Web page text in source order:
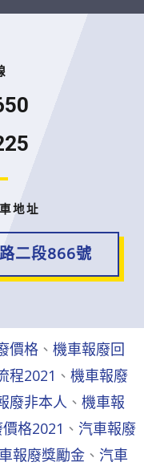
地址
二段866號
價格 、 機車報廢回
程2021 、 機車報廢
廢非本人 、 機車報
格2021 、 汽車報廢
報廢獎勵金 、 汽車